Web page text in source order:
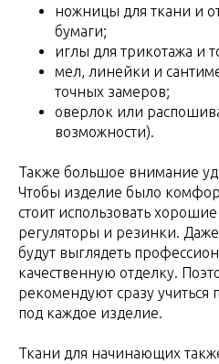
ножницы для ткани и
бумаги;
иглы для трикотажа и
мел, линейки и
точных замеров;
оверлок или
возможности).
Также большое внимание
Чтобы изделие было
стоит использовать
регуляторы и резинки.
будут выглядеть
качественную отделку.
рекомендуют сразу учиться
под каждое изделие.
Ткани для начинающих